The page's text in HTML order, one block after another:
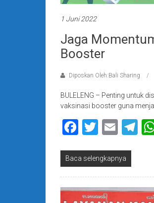
1 Juni 2022
Jaga
Booster
Diposkan Oleh:Bali Sharing
BULELENG – Penting untuk
vaksinasi booster guna
Facebook
Twitter
Baca selengkapnya